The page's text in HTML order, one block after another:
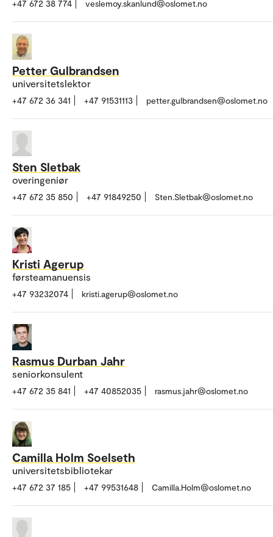
+47 672 38 774 veslemoy.skanlund@oslomet.no
Petter Gulbrandsen
universitetslektor
+47 672 36 341 +47 91531113 petter.gulbrandsen@oslomet.no
Sten Sletbak
overingeniør
+47 672 35 850 +47 91849250 Sten.Sletbak@oslomet.no
Kristi Agerup
førsteamanuensis
+47 93232074 kristi.agerup@oslomet.no
Rasmus Durban Jahr
seniorkonsulent
+47 672 35 841 +47 40852035 rasmus.jahr@oslomet.no
Camilla Holm Soelseth
universitetsbibliotekar
+47 672 37 185 +47 99531648 Camilla.Holm@oslomet.no